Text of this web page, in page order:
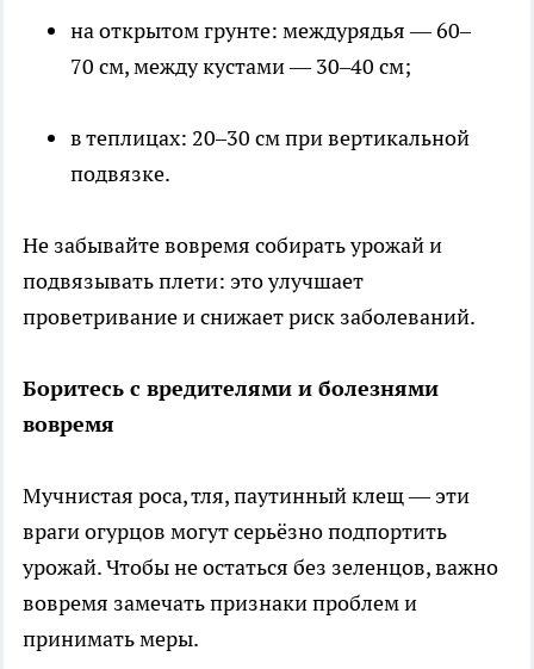
на открытом грунте: междурядья — 60–
70 см, между кустами — 30–40 см;
в теплицах: 20–30 см при вертикальной
подвязке.
Не забывайте вовремя собирать урожай и
подвязывать плети: это улучшает
проветривание и снижает риск заболеваний.
Боритесь с вредителями и болезнями
вовремя
Мучнистая роса, тля, паутинный клещ — эти
враги огурцов могут серьёзно подпортить
урожай. Чтобы не остаться без зеленцов, важно
вовремя замечать признаки проблем и
принимать меры.